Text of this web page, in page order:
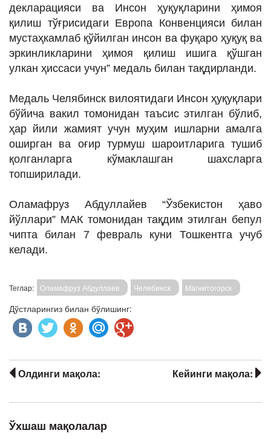
декларацияси ва Инсон ҳуқуқларини ҳимоя
қилиш тўғрисидаги Европа Конвенцияси билан
мустаҳкамлаб қўйилган инсон ва фуқаро ҳуқуқ ва
эркинликларини ҳимоя қилиш ишига қўшган
улкан ҳиссаси учун” медаль билан тақдирланди.
Медаль Челябинск вилоятидаги Инсон ҳуқуқлари
бўйича вакил томонидан таъсис этилган бўлиб,
ҳар йили жамият учун муҳим ишларни амалга
оширган ва оғир турмуш шароитларига тушиб
қолганларга кўмаклашган шахсларга
топширилади.
Оламафруз Абдуллайев “Ўзбекистон ҳаво
йўллари” МАК томонидан тақдим этилган бепул
чипта билан 7 февраль куни Тошкентга учуб
келади.
Теглар: Оламафруз Абдуллаев Челябинск Магнитогорск
Дўстларингиз билан бўлишинг:
Кейинги мақола:
Олдинги мақола:
Ўхшаш мақолалар